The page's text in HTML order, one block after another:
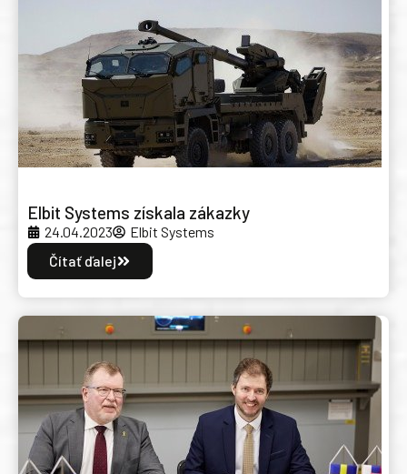
Elbit Systems získala zákazky
24.04.2023
Elbit Systems
Čítať ďalej